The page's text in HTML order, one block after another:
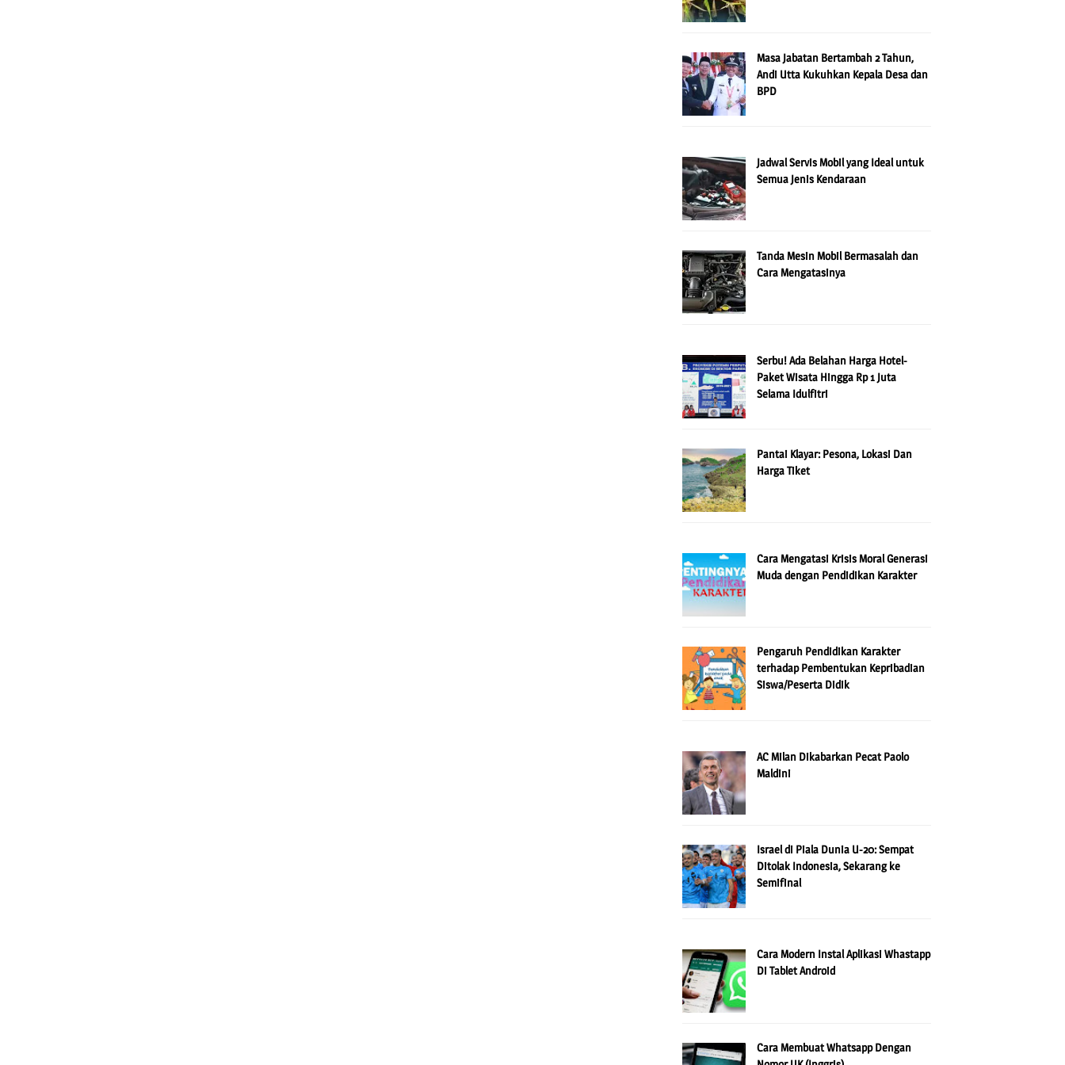
Masa Jabatan Bertambah 2 Tahun,
Andi Utta Kukuhkan Kepala Desa dan
BPD
Jadwal Servis Mobil yang Ideal untuk
Semua Jenis Kendaraan
Tanda Mesin Mobil Bermasalah dan
Cara Mengatasinya
Serbu! Ada Belahan Harga Hotel-
Paket Wisata Hingga Rp 1 Juta
Selama Idulfitri
Pantai Klayar: Pesona, Lokasi Dan
Harga Tiket
Cara Mengatasi Krisis Moral Generasi
Muda dengan Pendidikan Karakter
Pengaruh Pendidikan Karakter
terhadap Pembentukan Kepribadian
Siswa/Peserta Didik
AC Milan Dikabarkan Pecat Paolo
Maldini
Israel di Piala Dunia U-20: Sempat
Ditolak Indonesia, Sekarang ke
Semifinal
Cara Modern Instal Aplikasi Whastapp
Di Tablet Android
Cara Membuat Whatsapp Dengan